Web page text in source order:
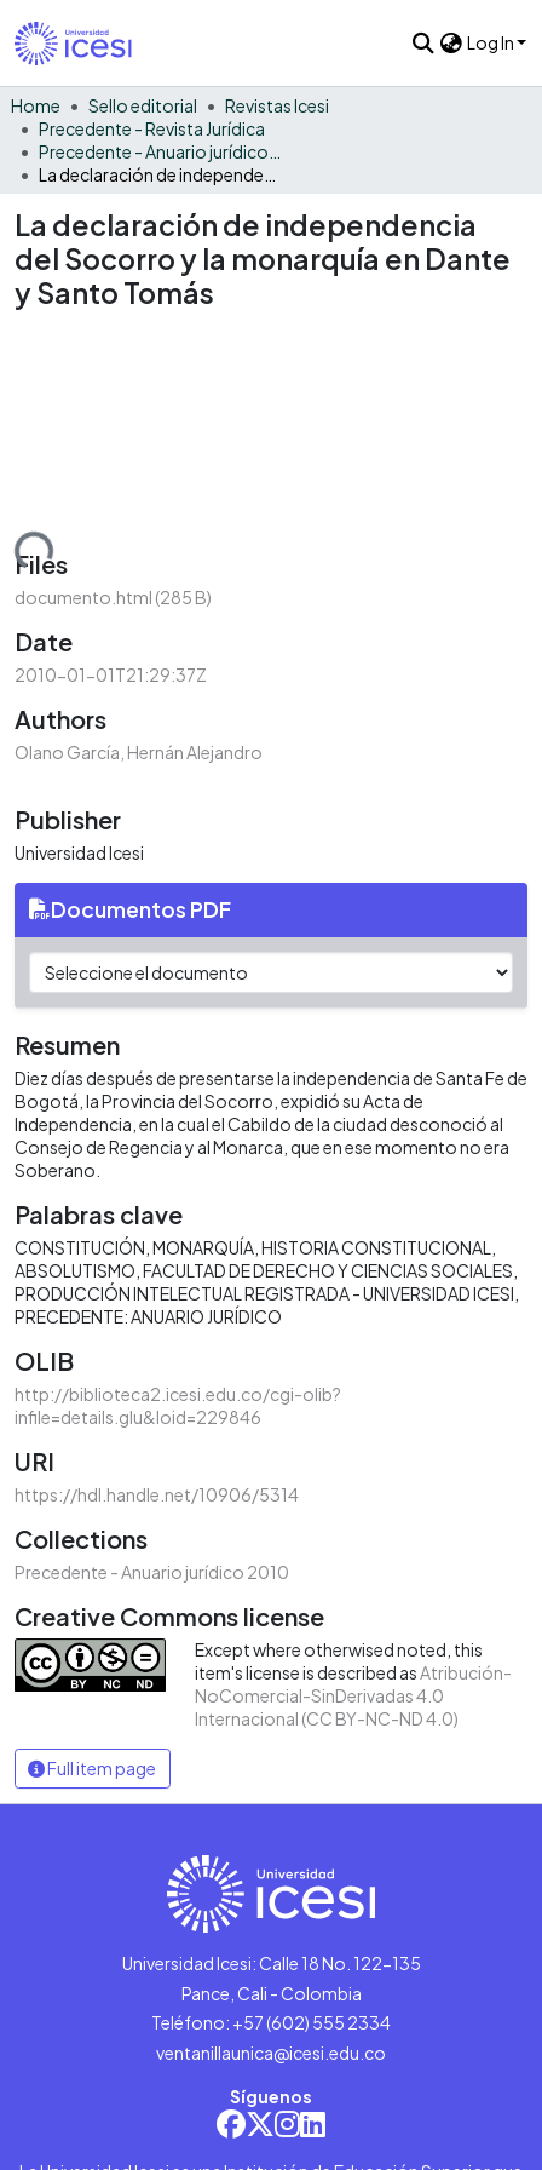
Log In
Home Sello editorial
Revistas Icesi
Precedente - Revista Jurídica
La declaración de independencia
del Socorro y la monarquía en Dante
y Santo Tomás
Files
documento.html (285 B)
Date
2010-01-01T21:29:37Z
Authors
Olano García, Hernán Alejandro
Publisher
Universidad Icesi
Documentos PDF
Resumen
Diez días después de presentarse la independencia de Santa Fe de
Bogotá, la Provincia del Socorro, expidió su Acta de
Independencia, en la cual el Cabildo de la ciudad desconoció al
Consejo de Regencia y al Monarca, que en ese momento no era
Soberano.
Palabras clave
CONSTITUCIÓN MONARQUÍA HISTORIA CONSTITUCIONAL
ABSOLUTISMO FACULTAD DE DERECHO Y CIENCIAS SOCIALES
PRODUCCIÓN INTELECTUAL REGISTRADA - UNIVERSIDAD ICESI
PRECEDENTE: ANUARIO JURÍDICO
OLIB
http://biblioteca2.icesi.edu.co/cgi-olib?
infile=details.glu&loid=229846
URI
https://hdl.handle.net/10906/5314
Collections
Precedente - Anuario jurídico 2010
Creative Commons license
Except where otherwised noted, this
item's license is described asAtribución-
NoComercial-SinDerivadas 4.0
Internacional (CC BY-NC-ND 4.0)
Full item page
Universidad Icesi: Calle 18 No. 122-135
Pance, Cali - Colombia
Teléfono: +57 (602) 555 2334
ventanillaunica@icesi.edu.co
Síguenos